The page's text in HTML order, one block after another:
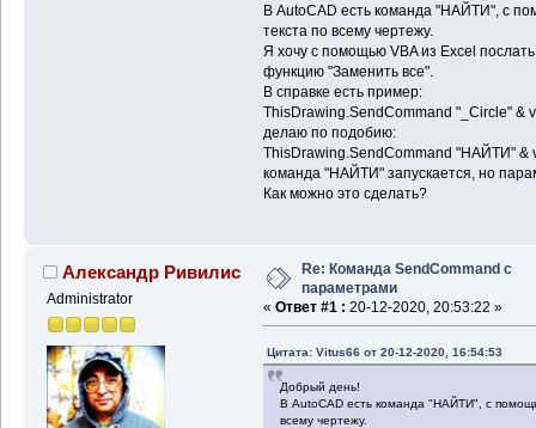
В AutoCAD есть команда "НАЙТИ", с
текста по всему чертежу.
Я хочу с помощью VBA из Excel
функцию "Заменить все".
В справке есть пример:
ThisDrawing.SendCommand "_Circle" &
делаю по подобию:
ThisDrawing.SendCommand "НАЙТИ" &
команда "НАЙТИ" запускается, но
Как можно это сделать?
Александр Ривилис
Administrator
Re: Команда SendCommand с
параметрами
« Ответ #1 : 20-12-2020, 20:53:22 »
Цитата: Vitus66 от 20-12-2020, 16:54:53
Добрый день!
В AutoCAD есть команда "НАЙТИ", с
всему чертежу.